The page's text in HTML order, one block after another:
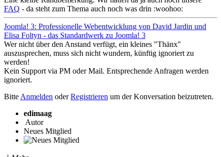
FAQ - da steht zum Thema auch noch was drin :woohoo:
Joomla! 3: Professionelle Webentwicklung von David Jardin und
Elisa Foltyn - das Standardwerk zu Joomla! 3
Wer nicht über den Anstand verfügt, ein kleines "Thänx"
auszusprechen, muss sich nicht wundern, künftig ignoriert zu
werden!
Kein Support via PM oder Mail. Entsprechende Anfragen werden
ignoriert.
Bitte Anmelden oderRegistrieren um der Konversation beizutreten.
edimaag
Autor
Neues Mitglied